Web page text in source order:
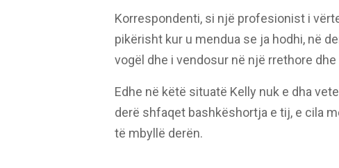
Korrespondenti, si një profesionist i
pikërisht kur u mendua se ja hodhi, në
vogël dhe i vendosur në një rrethore
Edhe në këtë situatë Kelly nuk e dha
derë shfaqet bashkëshortja e tij, e cila
të mbyllë derën.